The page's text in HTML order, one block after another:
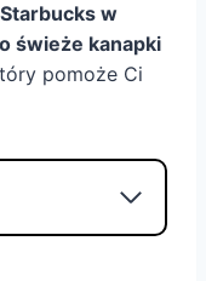
w
świeże kanapki
pomoże Ci